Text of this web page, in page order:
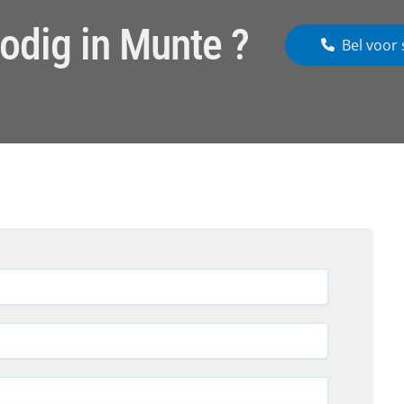
in Munte ? Bel voor